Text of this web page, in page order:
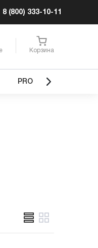
8 (800) 333-10-11
Корзина
PRO